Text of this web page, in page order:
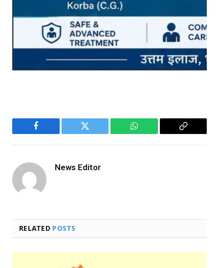
Facebook Twitter WhatsApp
Copy
News Editor
RELATED POSTS